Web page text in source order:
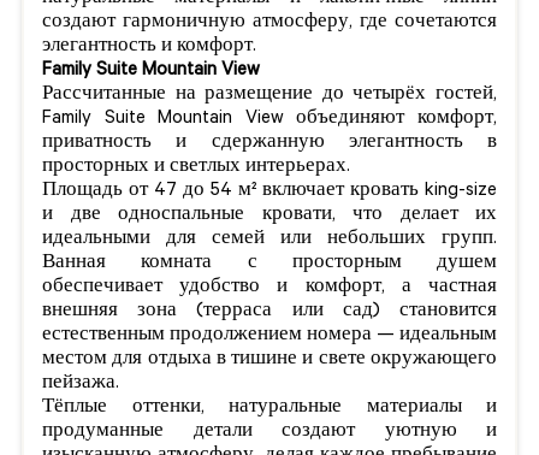
создают гармоничную атмосферу, где сочетаются
элегантность и комфорт.
Family Suite Mountain View
Рассчитанные на размещение до четырёх гостей,
Family Suite Mountain View объединяют комфорт,
приватность и сдержанную элегантность в
просторных и светлых интерьерах.
Площадь от 47 до 54 м² включает кровать king-size
и две односпальные кровати, что делает их
идеальными для семей или небольших групп.
Ванная комната с просторным душем
обеспечивает удобство и комфорт, а частная
внешняя зона (терраса или сад) становится
естественным продолжением номера — идеальным
местом для отдыха в тишине и свете окружающего
пейзажа.
Тёплые оттенки, натуральные материалы и
продуманные детали создают уютную и